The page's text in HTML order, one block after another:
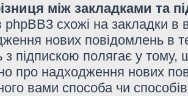
між закладками та
phpBB3 схожі на закладки
нових повідомлень в
з підпискою полягає у
про надходження нових
вами способа чи